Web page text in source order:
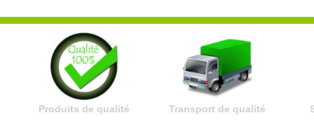
Produits de qualité Transport de qualité